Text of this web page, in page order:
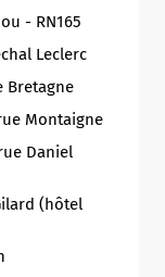
- RN165
Leclerc
Bretagne
rue Montaigne
Daniel
(hôtel